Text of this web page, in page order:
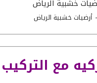
أرضيات خشبية الرياض
مع التركيب